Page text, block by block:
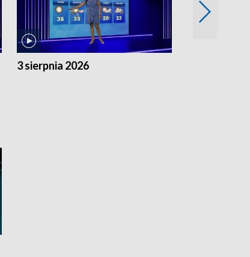
3 sierpnia 2026